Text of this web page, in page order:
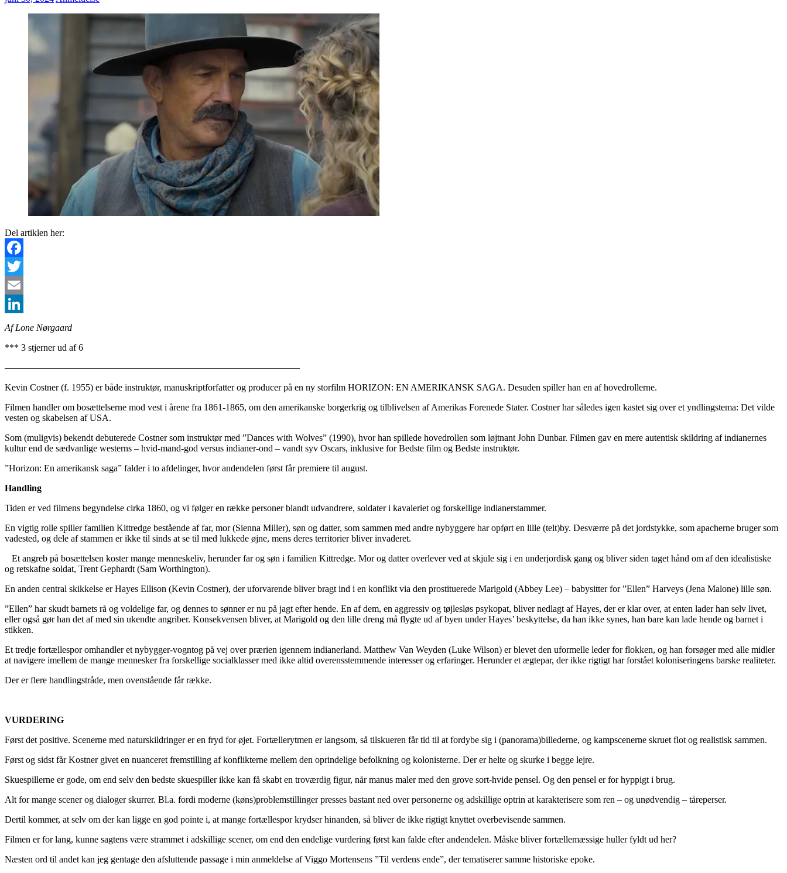
Del artiklen her:
Facebook
Twitter
Email
LinkedIn
Af Lone Nørgaard
*** 3 stjerner ud af 6
———————————————————————————————–
Kevin Costner (f. 1955) er både instruktør, manuskriptforfatter og producer på en ny storfilm HORIZON: EN AMERIKANSK SAGA. Desuden spiller han en af hovedrollerne.
Filmen handler om bosættelserne mod vest i årene fra 1861-1865, om den amerikanske borgerkrig og tilblivelsen af Amerikas Forenede Stater. Costner har således igen kastet sig over et yndlingstema: Det vilde
vesten og skabelsen af USA.
Som (muligvis) bekendt debuterede Costner som instruktør med ”Dances with Wolves” (1990), hvor han spillede hovedrollen som løjtnant John Dunbar. Filmen gav en mere autentisk skildring af indianernes
kultur end de sædvanlige westerns – hvid-mand-god versus indianer-ond – vandt syv Oscars, inklusive for Bedste film og Bedste instruktør.
”Horizon: En amerikansk saga” falder i to afdelinger, hvor andendelen først får premiere til august.
Handling
Tiden er ved filmens begyndelse cirka 1860, og vi følger en række personer blandt udvandrere, soldater i kavaleriet og forskellige indianerstammer.
En vigtig rolle spiller familien Kittredge bestående af far, mor (Sienna Miller), søn og datter, som sammen med andre nybyggere har opført en lille (telt)by. Desværre på det jordstykke, som apacherne bruger som
vadested, og dele af stammen er ikke til sinds at se til med lukkede øjne, mens deres territorier bliver invaderet.
Et angreb på bosættelsen koster mange menneskeliv, herunder far og søn i familien Kittredge. Mor og datter overlever ved at skjule sig i en underjordisk gang og bliver siden taget hånd om af den idealistiske
og retskafne soldat, Trent Gephardt (Sam Worthington).
En anden central skikkelse er Hayes Ellison (Kevin Costner), der uforvarende bliver bragt ind i en konflikt via den prostituerede Marigold (Abbey Lee) – babysitter for ”Ellen” Harveys (Jena Malone) lille søn.
”Ellen” har skudt barnets rå og voldelige far, og dennes to sønner er nu på jagt efter hende. En af dem, en aggressiv og tøjlesløs psykopat, bliver nedlagt af Hayes, der er klar over, at enten lader han selv livet,
eller også gør han det af med sin ukendte angriber. Konsekvensen bliver, at Marigold og den lille dreng må flygte ud af byen under Hayes’ beskyttelse, da han ikke synes, han bare kan lade hende og barnet i
stikken.
Et tredje fortællespor omhandler et nybygger-vogntog på vej over prærien igennem indianerland. Matthew Van Weyden (Luke Wilson) er blevet den uformelle leder for flokken, og han forsøger med alle midler
at navigere imellem de mange mennesker fra forskellige socialklasser med ikke altid overensstemmende interesser og erfaringer. Herunder et ægtepar, der ikke rigtigt har forstået koloniseringens barske realiteter.
Der er flere handlingstråde, men ovenstående får række.
VURDERING
Først det positive. Scenerne med naturskildringer er en fryd for øjet. Fortællerytmen er langsom, så tilskueren får tid til at fordybe sig i (panorama)billederne, og kampscenerne skruet flot og realistisk sammen.
Først og sidst får Kostner givet en nuanceret fremstilling af konflikterne mellem den oprindelige befolkning og kolonisterne. Der er helte og skurke i begge lejre.
Skuespillerne er gode, om end selv den bedste skuespiller ikke kan få skabt en troværdig figur, når manus maler med den grove sort-hvide pensel. Og den pensel er for hyppigt i brug.
Alt for mange scener og dialoger skurrer. Bl.a. fordi moderne (køns)problemstillinger presses bastant ned over personerne og adskillige optrin at karakterisere som ren – og unødvendig – tåreperser.
Dertil kommer, at selv om der kan ligge en god pointe i, at mange fortællespor krydser hinanden, så bliver de ikke rigtigt knyttet overbevisende sammen.
Filmen er for lang, kunne sagtens være strammet i adskillige scener, om end den endelige vurdering først kan falde efter andendelen. Måske bliver fortællemæssige huller fyldt ud her?
Næsten ord til andet kan jeg gentage den afsluttende passage i min anmeldelse af Viggo Mortensens ”Til verdens ende”, der tematiserer samme historiske epoke.